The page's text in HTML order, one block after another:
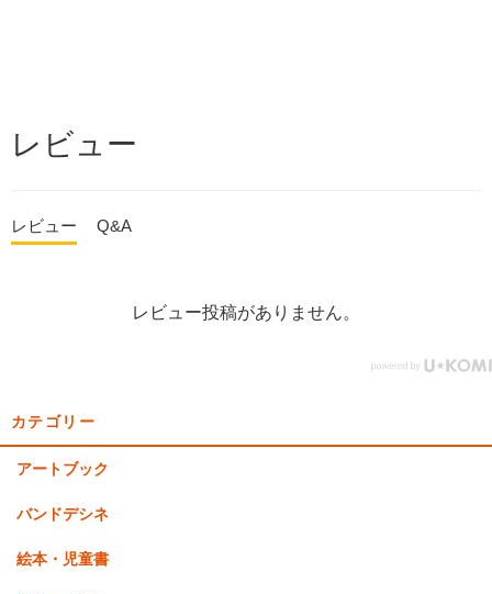
レビュー
レビュー Q&A
レビュー投稿がありません。
カテゴリー
アートブック
バンドデシネ
絵本・児童書